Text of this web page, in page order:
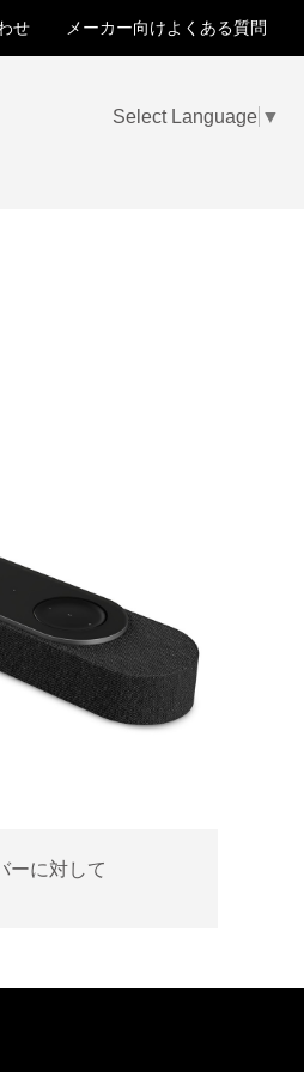
せ メーカー向けよくある質問
Select Language ▼
ーに対して